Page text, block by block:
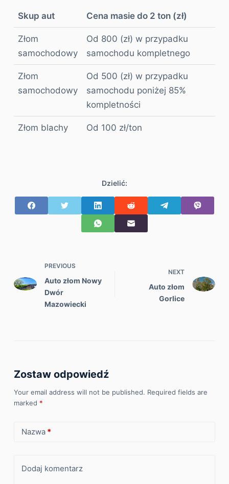
Skup aut Cena masie do 2 ton (zł)
Złom
samochodowy
Od 800 (zł) w przypadku
samochodu kompletnego
Złom
samochodowy
Od 500 (zł) w przypadku
samochodu poniżej 85%
kompletności
Złom blachy Od 100 zł/ton
Dzielić:
PREVIOUS
Auto złom Nowy
Dwór
Mazowiecki
NEXT
Auto złom
Gorlice
Zostaw odpowiedź
Your email address will not be published. Required fields are
marked *
Nazwa*
Dodaj komentarz